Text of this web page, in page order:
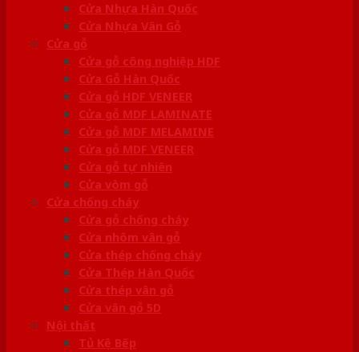
Cửa Nhựa Hàn Quốc
Cửa Nhựa Vân Gỗ
Cửa gỗ
Cửa gỗ công nghiệp HDF
Cửa Gỗ Hàn Quốc
Cửa gỗ HDF VENEER
Cửa gỗ MDF LAMINATE
Cửa gỗ MDF MELAMINE
Cửa gỗ MDF VENEER
Cửa gỗ tự nhiên
Cửa vòm gỗ
Cửa chống cháy
Cửa gỗ chống cháy
Cửa nhôm vân gỗ
Cửa thép chống cháy
Cửa Thép Hàn Quốc
Cửa thép vân gỗ
Cửa vân gỗ 5D
Nội thất
Tủ Kệ Bếp